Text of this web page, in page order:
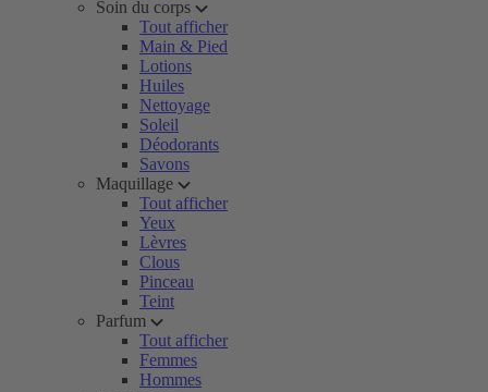
Soin du corps
Tout afficher
Main & Pied
Lotions
Huiles
Nettoyage
Soleil
Déodorants
Savons
Maquillage
Tout afficher
Yeux
Lèvres
Clous
Pinceau
Teint
Parfum
Tout afficher
Femmes
Hommes